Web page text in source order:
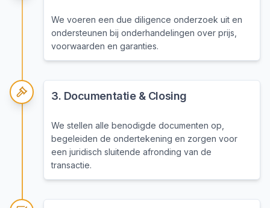
We voeren een due diligence onderzoek uit en
ondersteunen bij onderhandelingen over prijs,
voorwaarden en garanties.
3. Documentatie & Closing
We stellen alle benodigde documenten op,
begeleiden de ondertekening en zorgen voor
een juridisch sluitende afronding van de
transactie.